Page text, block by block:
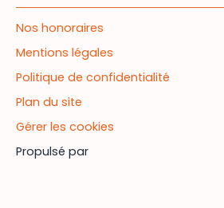
Nos honoraires
Mentions légales
Politique de confidentialité
Plan du site
Gérer les cookies
Propulsé par